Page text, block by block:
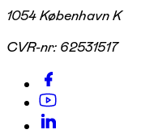
1054 København K
CVR-nr: 62531517